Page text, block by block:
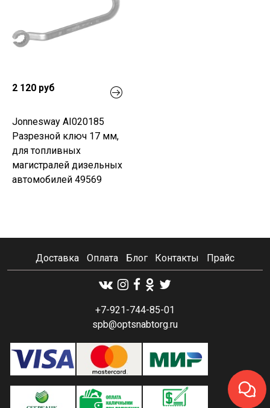
2 120 руб
Jonnesway AI020185
Разрезной ключ 17 мм,
для топливных
магистралей дизельных
автомобилей 49569
Доставка Оплата Блог Контакты Прайс
+7-921-744-85-01
spb@optsnabtorg.ru